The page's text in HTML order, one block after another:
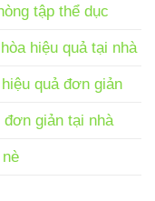
tập thể dục
hiệu quả tại nhà
quả đơn giản
giản tại nhà